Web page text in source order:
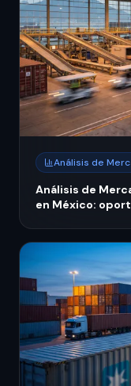
Análisis de
Análisis de
en México: